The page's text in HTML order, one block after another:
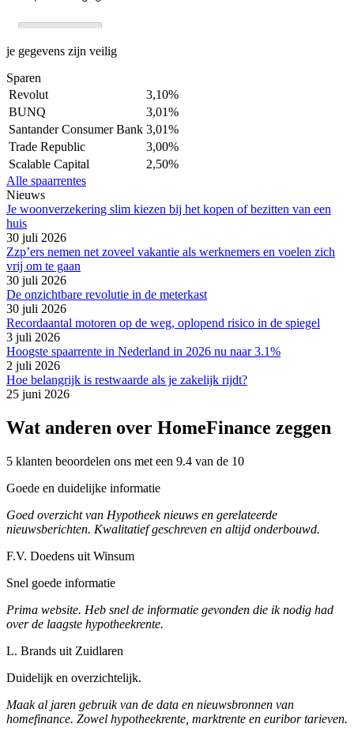
je gegevens zijn veilig
Sparen
Revolut
3,10%
BUNQ
3,01%
Santander Consumer Bank 3,01%
Trade Republic
3,00%
Scalable Capital
2,50%
Alle spaarrentes
Nieuws
Je woonverzekering slim kiezen bij het kopen of bezitten van een
huis
30 juli 2026
Zzp’ers nemen net zoveel vakantie als werknemers en voelen zich
vrij om te gaan
30 juli 2026
De onzichtbare revolutie in de meterkast
30 juli 2026
Recordaantal motoren op de weg, oplopend risico in de spiegel
3 juli 2026
Hoogste spaarrente in Nederland in 2026 nu naar 3.1%
2 juli 2026
Hoe belangrijk is restwaarde als je zakelijk rijdt?
25 juni 2026
Wat anderen over HomeFinance zeggen
5 klanten beoordelen ons met een 9.4 van de 10
Goede en duidelijke informatie
Goed overzicht van Hypotheek nieuws en gerelateerde
nieuwsberichten. Kwalitatief geschreven en altijd onderbouwd.
F.V. Doedens uit Winsum
Snel goede informatie
Prima website. Heb snel de informatie gevonden die ik nodig had
over de laagste hypotheekrente.
L. Brands uit Zuidlaren
Duidelijk en overzichtelijk.
Maak al jaren gebruik van de data en nieuwsbronnen van
homefinance. Zowel hypotheekrente, marktrente en euribor tarieven.